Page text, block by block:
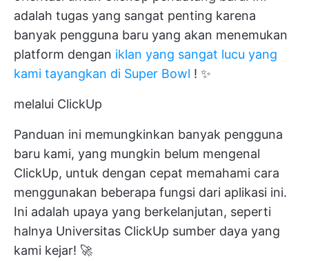
adalah tugas yang sangat penting karena
banyak pengguna baru yang akan menemukan
platform dengan iklan yang sangat lucu yang
kami tayangkan di Super Bowl ! ✨
melalui ClickUp
Panduan ini memungkinkan banyak pengguna
baru kami, yang mungkin belum mengenal
ClickUp, untuk dengan cepat memahami cara
menggunakan beberapa fungsi dari aplikasi ini.
Ini adalah upaya yang berkelanjutan, seperti
halnya Universitas ClickUp sumber daya yang
kami kejar! 🚀